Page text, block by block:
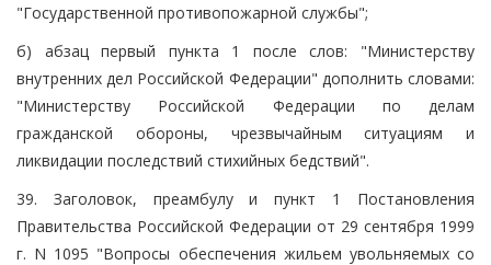
"Государственной противопожарной службы";
б) абзац первый пункта 1 после слов: "Министерству
внутренних дел Российской Федерации" дополнить словами:
"Министерству Российской Федерации по делам
гражданской обороны, чрезвычайным ситуациям и
ликвидации последствий стихийных бедствий".
39. Заголовок, преамбулу и пункт 1 Постановления
Правительства Российской Федерации от 29 сентября 1999
г. N 1095 "Вопросы обеспечения жильем увольняемых со